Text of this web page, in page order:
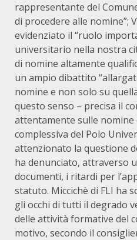
rappresentante del
di procedere alle nomine”;
evidenziato il “ruolo
universitario nella nostra
di nomine altamente
un ampio dibattito
nomine e non solo su
questo senso – precisa il
attentamente sulle nomine
complessiva del Polo
attenzionato la questione
ha denunciato, attraverso
documenti, i ritardi per
statuto. Miccichè di FLI ha
gli occhi di tutti il degrado
delle attività formative del
motivo, secondo il